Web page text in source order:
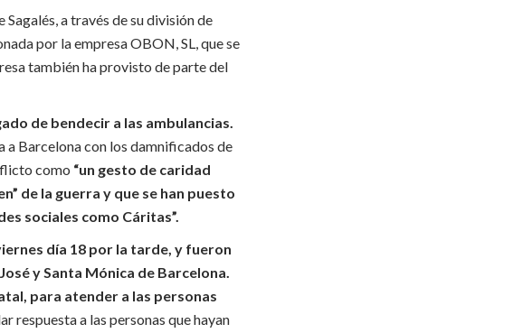
a través de su división de
por la empresa OBON, SL, que se
también ha provisto de parte del
de bendecir a las ambulancias.
a Barcelona con los damnificados de
como “un gesto de caridad
de la guerra y que se han puesto
sociales como Cáritas”.
día 18 por la tarde, y fueron
y Santa Mónica de Barcelona.
para atender a las personas
respuesta a las personas que hayan